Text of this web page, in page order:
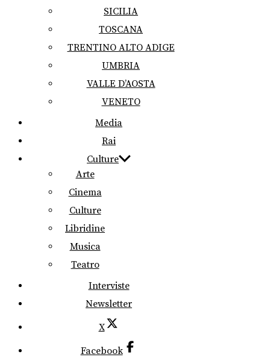
SICILIA
TOSCANA
TRENTINO ALTO ADIGE
UMBRIA
VALLE D’AOSTA
VENETO
Media
Rai
Culture
Arte
Cinema
Culture
Libridine
Musica
Teatro
Interviste
Newsletter
X
Facebook